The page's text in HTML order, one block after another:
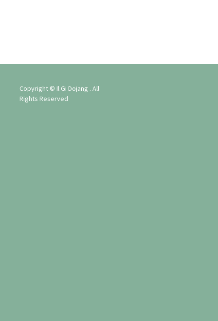
Copyright © Il Gi Dojang . All
Rights Reserved